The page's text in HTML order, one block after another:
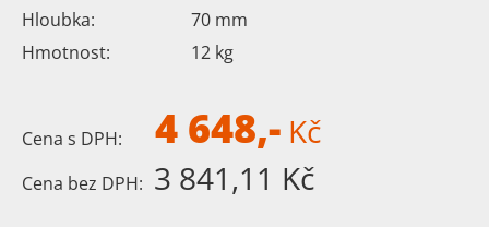
Hloubka:
70 mm
Hmotnost:
12 kg
Cena s DPH: 4 648,- Kč
Cena bez DPH: 3 841,11 Kč